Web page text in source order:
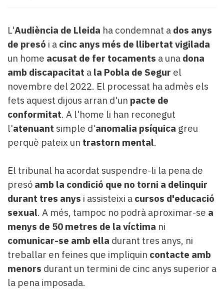
Contingut
patrocinat
Lo
més
llegit...
Editorial
L'Audiència de Lleida ha condemnat a dos anys
de presó i a cinc anys més de llibertat vigilada
un home acusat de fer tocaments a una dona
amb discapacitat a la Pobla de Segur el
novembre del 2022. El processat ha admès els
fets aquest dijous arran d'un pacte de
conformitat. A l'home li han reconegut
l'atenuant simple d'anomalia psíquica greu
perquè pateix un trastorn mental.
El tribunal ha acordat suspendre-li la pena de
presó amb la condició que no torni a delinquir
durant tres anys i assisteixi a cursos d'educació
sexual. A més, tampoc no podrà aproximar-se a
menys de 50 metres de la víctima ni
comunicar-se amb ella durant tres anys, ni
treballar en feines que impliquin contacte amb
menors durant un termini de cinc anys superior a
la pena imposada.